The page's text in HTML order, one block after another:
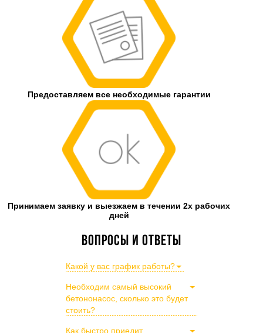
Предоставляем все необходимые гарантии
Принимаем заявку и выезжаем в течении 2х рабочих
дней
Вопросы и ответы
Какой у вас график работы?
Необходим самый высокий
бетононасос, сколько это будет
стоить?
Как быстро приедит